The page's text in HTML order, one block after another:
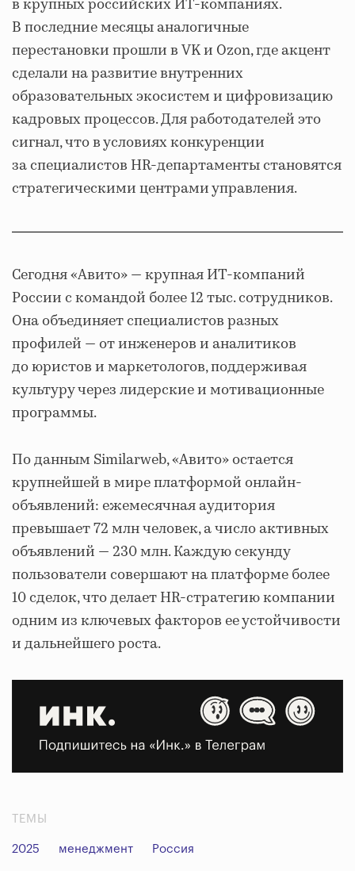
в крупных российских ИТ-компаниях.
В последние месяцы аналогичные
перестановки прошли в VK и Ozon, где акцент
сделали на развитие внутренних
образовательных экосистем и цифровизацию
кадровых процессов. Для работодателей это
сигнал, что в условиях конкуренции
за специалистов HR-департаменты становятся
стратегическими центрами управления.
Сегодня «Авито» — крупная ИТ-компаний
России с командой более 12 тыс. сотрудников.
Она объединяет специалистов разных
профилей — от инженеров и аналитиков
до юристов и маркетологов, поддерживая
культуру через лидерские и мотивационные
программы.
По данным Similarweb, «Авито» остается
крупнейшей в мире платформой онлайн-
объявлений: ежемесячная аудитория
превышает 72 млн человек, а число активных
объявлений — 230 млн. Каждую секунду
пользователи совершают на платформе более
10 сделок, что делает HR-стратегию компании
одним из ключевых факторов ее устойчивости
и дальнейшего роста.
ТЕМЫ
2025 менеджмент Россия